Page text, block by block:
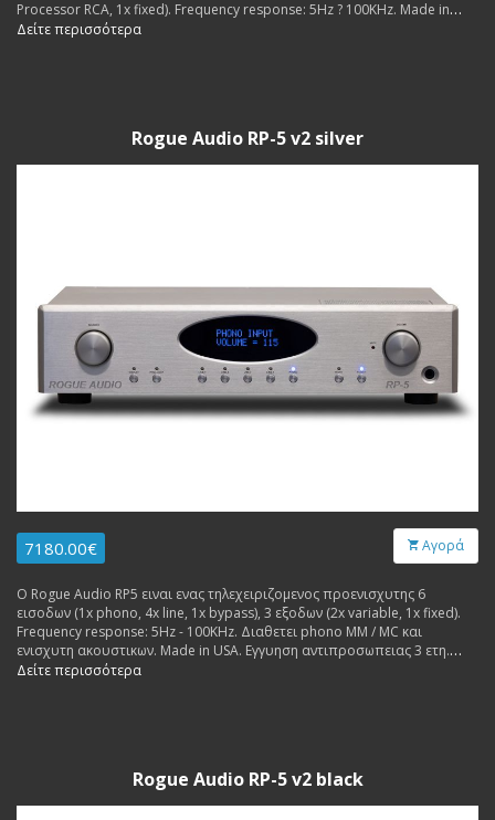
Processor RCA, 1x fixed). Frequency response: 5Hz ? 100KHz. Made in
USA.
Δείτε περισσότερα
Rogue Audio RP-5 v2 silver
7180.00€ Αγορά
Ο Rogue Audio RP5 ειναι ενας τηλεχειριζομενος προενισχυτης 6
εισοδων (1x phono, 4x line, 1x bypass), 3 εξοδων (2x variable, 1x fixed).
Frequency response: 5Hz - 100KHz. Διαθετει phono MM / MC και
ενισχυτη ακουστικων. Made in USA. Εγγυηση αντιπροσωπειας 3 ετη.
Δυνατοτητα ανταλλαγων και δοσεων.
Δείτε περισσότερα
Rogue Audio RP-5 v2 black